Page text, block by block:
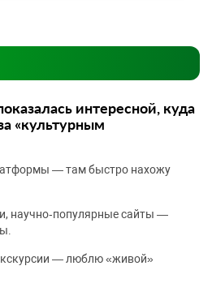
интересной, куда
«культурным
— там быстро нахожу
научно‑популярные сайты —
— люблю «живой»